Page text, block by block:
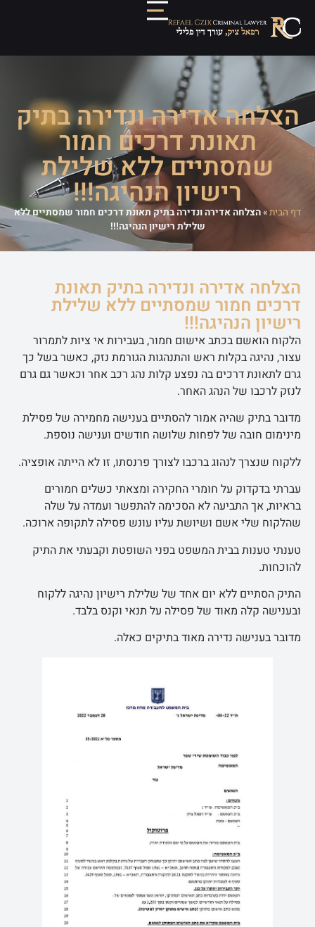
הצלחה אדירה ונדירה בתיק
תאונת דרכים חמור
שמסתיים ללא שלילת
רישיון הנהיגה!!!
דף הבית»הצלחה אדירה ונדירה בתיק תאונת דרכים חמור שמסתיים ללא
שלילת רישיון הנהיגה!!!
הצלחה אדירה ונדירה בתיק תאונת
דרכים חמור שמסתיים ללא שלילת
רישיון הנהיגה!!!
הלקוח הואשם בכתב אישום חמור, בעבירות אי ציות לתמרור
עצור, נהיגה בקלות ראש והתנהגות הגורמת נזק, כאשר בשל כך
גרם לתאונת דרכים בה נפצע קלות נהג רכב אחר וכאשר גם גרם
לנזק לרכבו של הנהג האחר.
מדובר בתיק שהיה אמור להסתיים בענישה מחמירה של פסילת
מינימום חובה של לפחות שלושה חודשים וענישה נוספת.
ללקוח שנצרך לנהוג ברכבו לצורך פרנסתו, זו לא הייתה אופציה.
עברתי בדקדוק על חומרי החקירה ומצאתי כשלים חמורים
בראיות, אך התביעה לא הסכימה להתפשר ועמדה על שלה
שהלקוח שלי אשם ושיושת עליו עונש פסילה לתקופה ארוכה.
טענתי טענות בבית המשפט בפני השופטת וקבעתי את התיק
להוכחות.
התיק הסתיים ללא יום אחד של שלילת רישיון נהיגה ללקוח
ובענישה קלה מאוד של פסילה על תנאי וקנס בלבד.
מדובר בענישה נדירה מאוד בתיקים כאלה.